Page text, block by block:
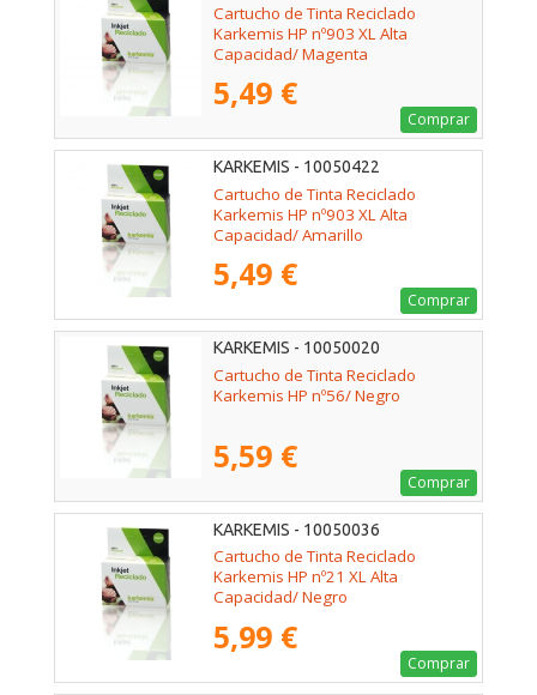
Cartucho de Tinta Reciclado
Karkemis HP nº903 XL Alta
Capacidad/ Magenta
5,49 €
Comprar
KARKEMIS - 10050422
Cartucho de Tinta Reciclado
Karkemis HP nº903 XL Alta
Capacidad/ Amarillo
5,49 €
Comprar
KARKEMIS - 10050020
Cartucho de Tinta Reciclado
Karkemis HP nº56/ Negro
5,59 €
Comprar
KARKEMIS - 10050036
Cartucho de Tinta Reciclado
Karkemis HP nº21 XL Alta
Capacidad/ Negro
5,99 €
Comprar